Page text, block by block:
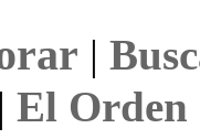
|
El Orden